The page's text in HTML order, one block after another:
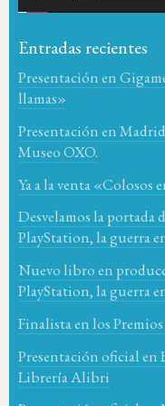
Entradas recientes
Presentación en
llamas»
Presentación en
Museo OXO.
Ya a la venta «Colosos
Desvelamos la portada
PlayStation, la guerra
Nuevo libro en
PlayStation, la guerra
Finalista en los
Presentación oficial en
Librería Alibri